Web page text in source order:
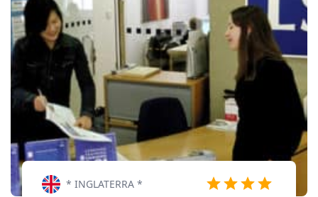
* INGLATERRA *